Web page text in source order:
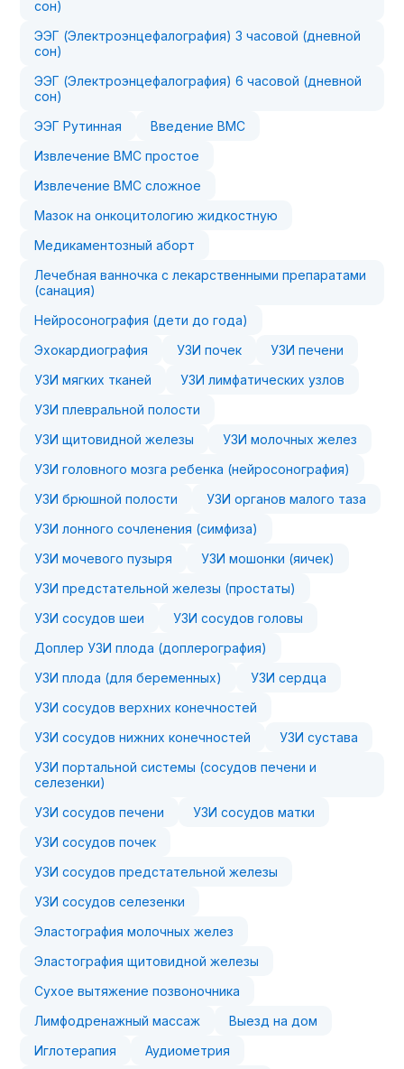
сон)
ЭЭГ (Электроэнцефалография) 3 часовой (дневной
сон)
ЭЭГ (Электроэнцефалография) 6 часовой (дневной
сон)
ЭЭГ Рутинная
Введение ВМС
Извлечение ВМС простое
Извлечение ВМС сложное
Мазок на онкоцитологию жидкостную
Медикаментозный аборт
Лечебная ванночка с лекарственными препаратами
(санация)
Нейросонография (дети до года)
Эхокардиография
УЗИ почек
УЗИ печени
УЗИ мягких тканей
УЗИ лимфатических узлов
УЗИ плевральной полости
УЗИ щитовидной железы
УЗИ молочных желез
УЗИ головного мозга ребенка (нейросонография)
УЗИ брюшной полости
УЗИ органов малого таза
УЗИ лонного сочленения (симфиза)
УЗИ мочевого пузыря
УЗИ мошонки (яичек)
УЗИ предстательной железы (простаты)
УЗИ сосудов шеи
УЗИ сосудов головы
Доплер УЗИ плода (доплерография)
УЗИ плода (для беременных)
УЗИ сердца
УЗИ сосудов верхних конечностей
УЗИ сосудов нижних конечностей
УЗИ сустава
УЗИ портальной системы (сосудов печени и
селезенки)
УЗИ сосудов печени
УЗИ сосудов матки
УЗИ сосудов почек
УЗИ сосудов предстательной железы
УЗИ сосудов селезенки
Эластография молочных желез
Эластография щитовидной железы
Сухое вытяжение позвоночника
Лимфодренажный массаж
Выезд на дом
Иглотерапия
Аудиометрия